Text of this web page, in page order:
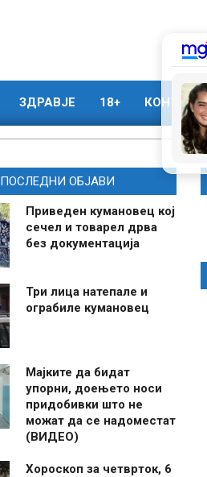
ЗДРАВЈЕ 18+ КОНТАКТ
ПОСЛЕДНИ ОБЈАВИ
Приведен кумановец кој
сечел и товарел дрва
без документација
Три лица натепале и
ограбиле кумановец
Мајките да бидат
упорни, доењето носи
придобивки што не
можат да се надоместат
(ВИДЕО)
Хороскоп за четврток, 6